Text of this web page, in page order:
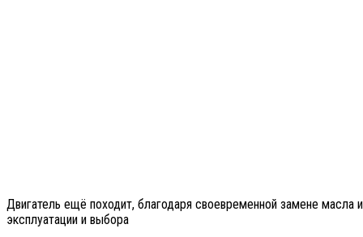
Двигатель ещё походит, благодаря своевременной замене масла
эксплуатации и выбора